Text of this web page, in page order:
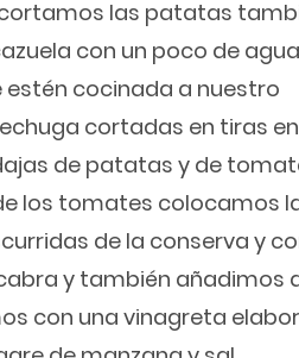
las patatas
con un poco de
cocinada a nuestro
cortadas en tiras
de patatas y de
los tomates colocamos
de la conserva y
y también añadimos
con una vinagreta